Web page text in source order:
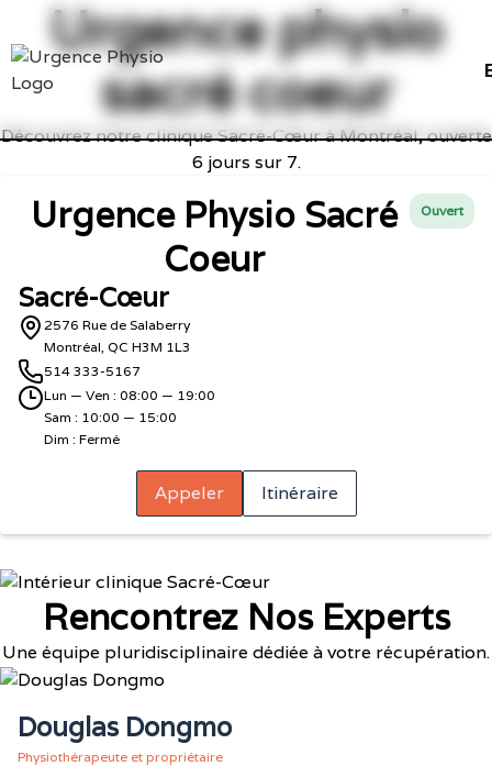
Urgence physio
sacré coeur
Découvrez notre clinique Sacré-Cœur à Montréal, ouverte
6 jours sur 7.
Urgence Physio Sacré
Coeur
Sacré-Cœur
Ouvert
2576 Rue de Salaberry
Montréal, QC H3M 1L3
514 333-5167
Lun — Ven : 08:00 — 19:00
Sam : 10:00 — 15:00
Dim : Fermé
Appeler Itinéraire
Rencontrez Nos Experts
Une équipe pluridisciplinaire dédiée à votre récupération.
Douglas Dongmo
Physiothérapeute et propriétaire